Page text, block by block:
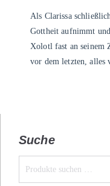
Als Clarissa
Gottheit aufnimmt
Xolotl fast an seinem
vor dem letzten, alles
Suche